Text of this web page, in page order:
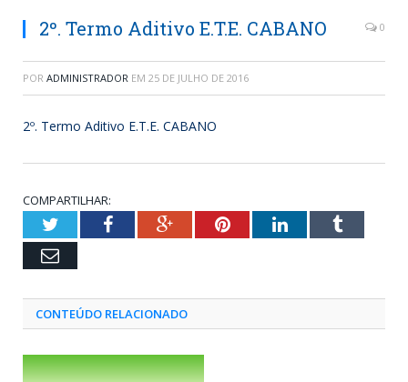
2º. Termo Aditivo E.T.E. CABANO 0
POR ADMINISTRADOR EM 25 DE JULHO DE 2016
2º. Termo Aditivo E.T.E. CABANO
COMPARTILHAR:
TwitterFacebookGoogle+PinterestLinkedInTumblr
Email
CONTEÚDO RELACIONADO